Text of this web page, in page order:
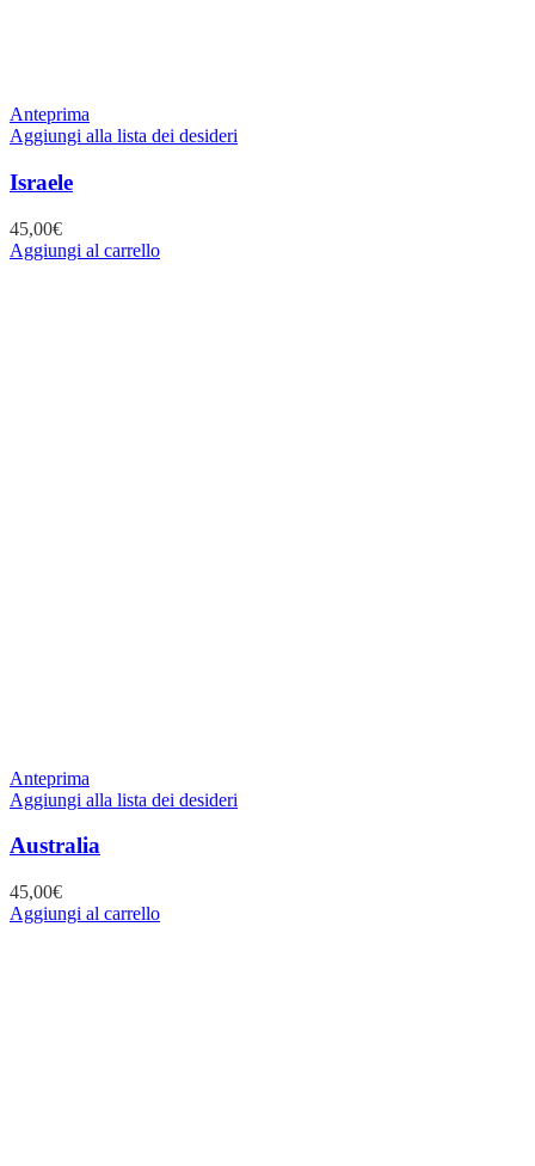
Anteprima
Aggiungi alla lista dei desideri
Israele
45,00€
Aggiungi al carrello
Anteprima
Aggiungi alla lista dei desideri
Australia
45,00€
Aggiungi al carrello